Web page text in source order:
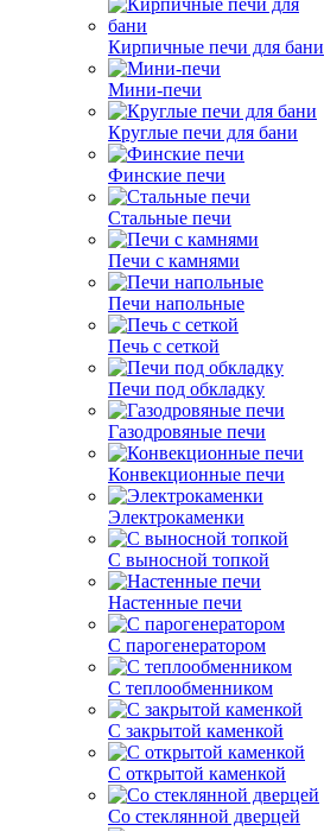
Кирпичные печи для бани
Мини-печи
Круглые печи для бани
Финские печи
Стальные печи
Печи с камнями
Печи напольные
Печь с сеткой
Печи под обкладку
Газодровяные печи
Конвекционные печи
Электрокаменки
С выносной топкой
Настенные печи
С парогенератором
С теплообменником
С закрытой каменкой
С открытой каменкой
Со стеклянной дверцей